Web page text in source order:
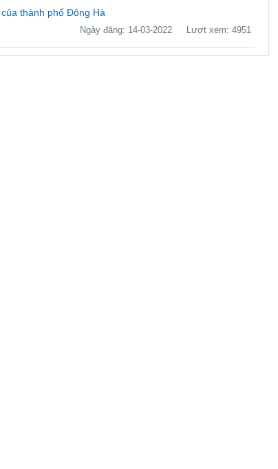
thành phố Đông Hà
Ngày đăng: 14-03-2022 Lượt xem: 4951